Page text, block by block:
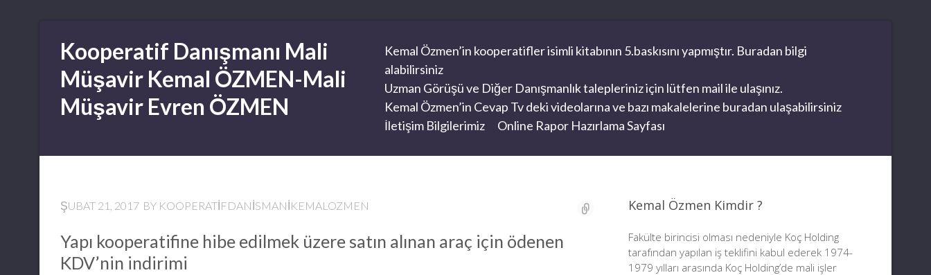
contentKooperatif Danışmanı Mali
Müşavir Kemal ÖZMEN-Mali
Müşavir Evren ÖZMEN
Kemal Özmen’in kooperatifler isimli kitabının 5.baskısını yapmıştır. Buradan bilgi
alabilirsiniz
Uzman Görüşü ve Diğer Danışmanlık talepleriniz için lütfen mail ile ulaşınız.
Kemal Özmen’in Cevap Tv deki videolarına ve bazı makalelerine buradan ulaşabilirsiniz
İletişim Bilgilerimiz
Online Rapor Hazırlama Sayfası
ŞUBAT 21, 2017 BY KOOPERATIFDANISMANIKEMALOZMEN
Yapı kooperatifine hibe edilmek üzere satın alınan araç için ödenen
KDV’nin indirimi
Kemal Özmen Kimdir ?
Fakülte birincisi olması nedeniyle Koç Holding
tarafından yapılan iş teklifini kabul ederek 1974-
1979 yılları arasında Koç Holding’de mali işler